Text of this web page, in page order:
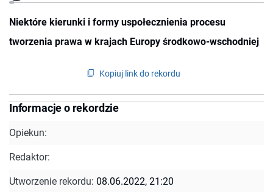
Niektóre kierunki i formy uspołecznienia procesu
tworzenia prawa w krajach Europy środkowo-wschodniej
Kopiuj link do rekordu
Informacje o rekordzie
Opiekun:
Redaktor:
Utworzenie rekordu: 08.06.2022, 21:20